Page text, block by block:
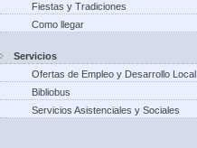
Fiestas y Tradiciones
Como llegar
Servicios
Ofertas de Empleo y Desarrollo Local
Bibliobus
Servicios Asistenciales y Sociales